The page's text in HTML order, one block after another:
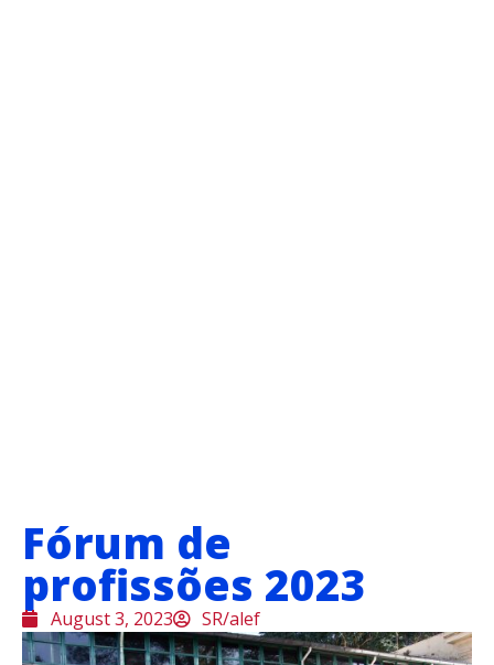
Fórum de
profissões 2023
August 3, 2023 SR/alef